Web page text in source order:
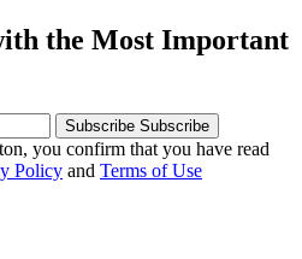
the Most Important
Subscribe Subscribe
you confirm that you have read
Policy and Terms of Use